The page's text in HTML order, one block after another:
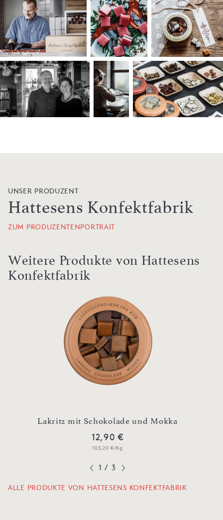
UNSER PRODUZENT
Hattesens Konfektfabrik
ZUM PRODUZENTENPORTRAIT
Weitere Produkte von Hattesens
Konfektfabrik
Lakritz mit Schokolade und Mokka
12,90 €
103,20 €/Kg
1 / 3
ALLE PRODUKTE VON HATTESENS KONFEKTFABRIK